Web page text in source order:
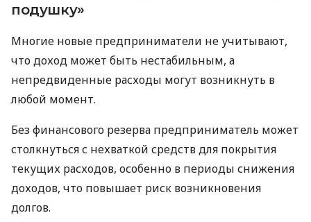
подушку»
Многие новые предприниматели не учитывают,
что доход может быть нестабильным, а
непредвиденные расходы могут возникнуть в
любой момент.
Без финансового резерва предприниматель может
столкнуться с нехваткой средств для покрытия
текущих расходов, особенно в периоды снижения
доходов, что повышает риск возникновения
долгов.